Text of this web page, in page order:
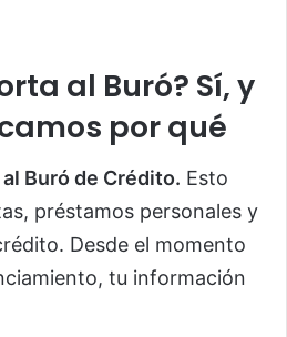
al Buró? Sí, y
por qué
Buró de Crédito. Esto
préstamos personales y
Desde el momento
tu información